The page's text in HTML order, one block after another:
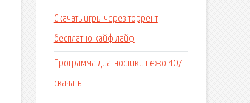
Скачать игры через торрент
бесплатно кайф лайф
Программа диагностики пежо 407
скачать